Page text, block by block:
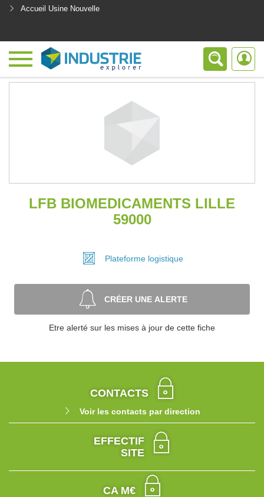
Accueil Usine Nouvelle
LFB BIOMEDICAMENTS LILLE
59000
Plateforme logistique
CRÉER UNE ALERTE
Etre alerté sur les mises à jour de cette fiche
CONTACTS
Voir les contacts par direction
EFFECTIF
SITE
CA M€